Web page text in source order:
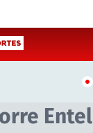
CHILEEntel